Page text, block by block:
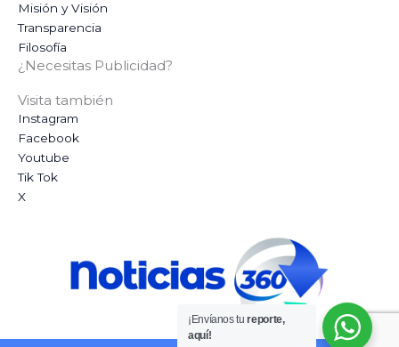
Misión y Visión
Transparencia
Filosofía
¿Necesitas Publicidad?
Visita también
Instagram
Facebook
Youtube
Tik Tok
X
¡Envíanos tureporte,
aquí!